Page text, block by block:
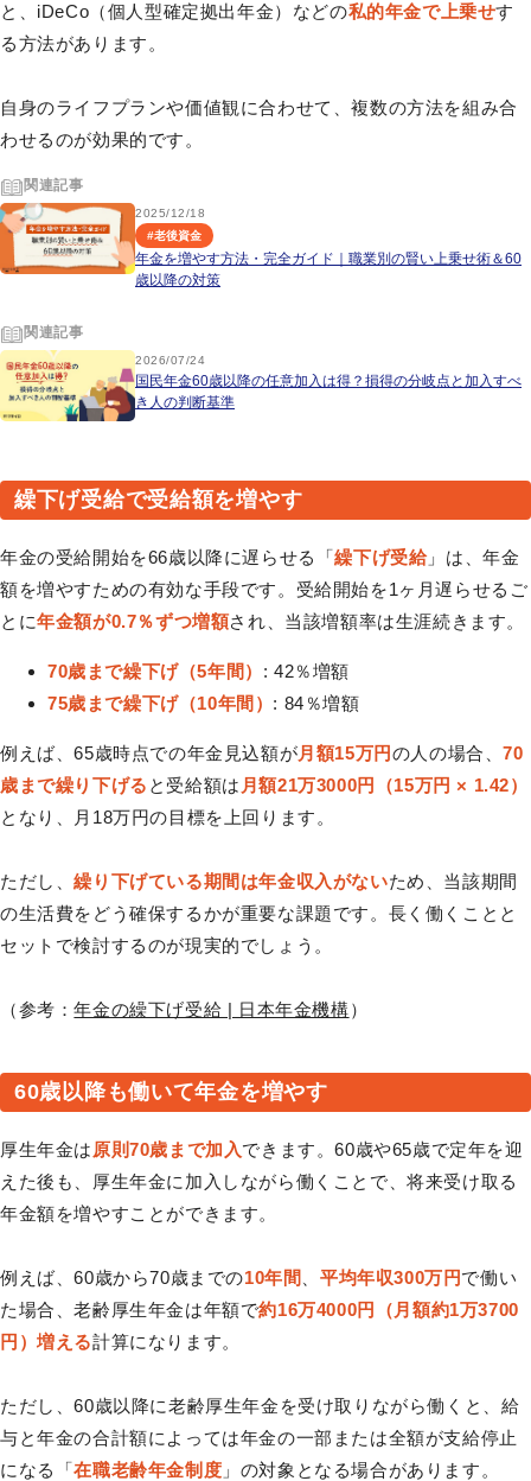
と、iDeCo（個人型確定拠出年金）などの私的年金で上乗せす
る方法があります。
自身のライフプランや価値観に合わせて、複数の方法を組み合
わせるのが効果的です。
関連記事
2025/12/18
#老後資金
年金を増やす方法・完全ガイド｜職業別の賢い上乗せ術＆60
歳以降の対策
関連記事
2026/07/24
国民年金60歳以降の任意加入は得？損得の分岐点と加入すべ
き人の判断基準
繰下げ受給で受給額を増やす
年金の受給開始を66歳以降に遅らせる「繰下げ受給」は、年金
額を増やすための有効な手段です。受給開始を1ヶ月遅らせるご
とに年金額が0.7％ずつ増額され、当該増額率は生涯続きます。
70歳まで繰下げ（5年間） : 42％増額
75歳まで繰下げ（10年間） : 84％増額
例えば、65歳時点での年金見込額が月額15万円の人の場合、70
歳まで繰り下げる と受給額は 月額21万3000円（15万円 × 1.42）
となり、月18万円の目標を上回ります。
ただし、繰り下げている期間は年金収入がないため、当該期間
の生活費をどう確保するかが重要な課題です。長く働くことと
セットで検討するのが現実的でしょう。
（参考：年金の繰下げ受給 | 日本年金機構）
60歳以降も働いて年金を増やす
厚生年金は 原則70歳まで加入できます。60歳や65歳で定年を迎
えた後も、厚生年金に加入しながら働くことで、将来受け取る
年金額を増やすことができます。
例えば、60歳から70歳までの10年間 、平均年収300万円で働い
た場合、老齢厚生年金は年額で約16万4000円（月額約1万3700
円）増える計算になります。
ただし、60歳以降に老齢厚生年金を受け取りながら働くと、給
与と年金の合計額によっては年金の一部または全額が支給停止
になる「在職老齢年金制度 」の対象となる場合があります。